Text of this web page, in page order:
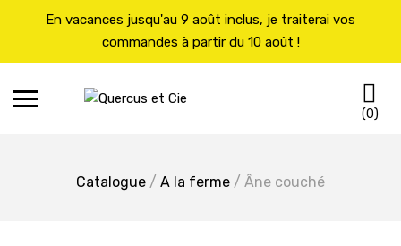
En vacances jusqu'au 9 août inclus, je traiterai vos
commandes à partir du 10 août !
(0)
Catalogue / A la ferme / Âne couché